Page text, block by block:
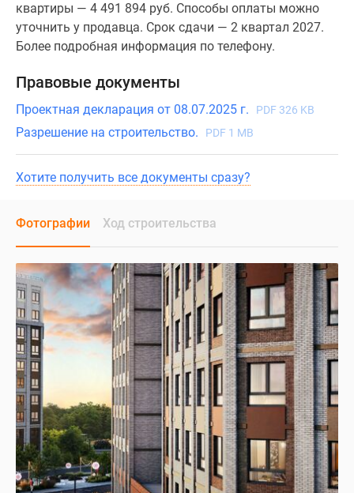
квартиры — 4 491 894 руб. Способы оплаты можно
уточнить у продавца. Срок сдачи — 2 квартал 2027.
Более подробная информация по телефону.
Правовые документы
Проектная декларация от 08.07.2025 г. PDF 326 KB
Разрешение на строительство. PDF 1 MB
Хотите получить все документы сразу?
Фотографии Ход строительства